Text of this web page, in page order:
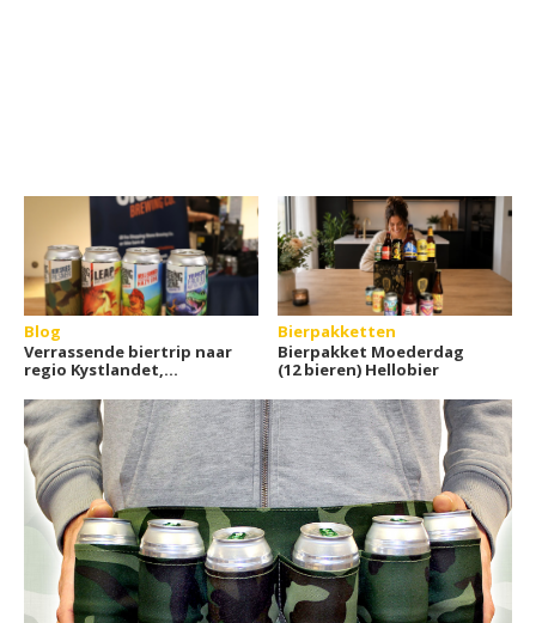
Blog
Verrassende biertrip naar
regio Kystlandet,
Bierpakketten
Bierpakket Moederdag
(12 bieren) Hellobier